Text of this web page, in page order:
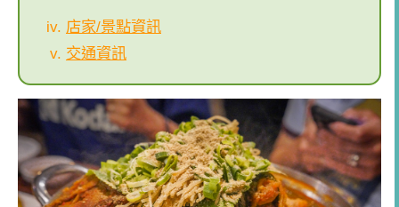
店家/景點資訊
交通資訊